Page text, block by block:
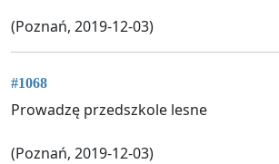
(Poznań, 2019-12-03)
#1068
Prowadzę przedszkole lesne
(Poznań, 2019-12-03)